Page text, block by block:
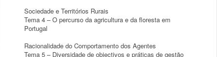
Sociedade e Territórios Rurais
Tema 4 – O percurso da agricultura e da floresta em
Portugal
Racionalidade do Comportamento dos Agentes
Tema 5 – Diversidade de objectivos e práticas de gestão